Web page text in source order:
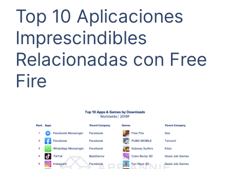
Top 10 Aplicaciones
Imprescindibles
Relacionadas con Free
Fire